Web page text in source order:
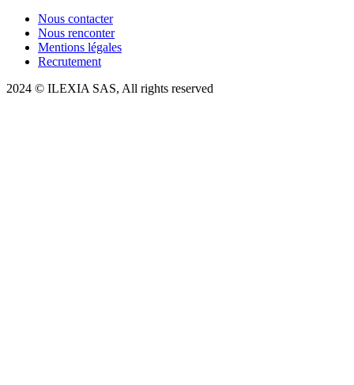
Nous contacter
Nous renconter
Mentions légales
Recrutement
2024 © ILEXIA SAS, All rights reserved